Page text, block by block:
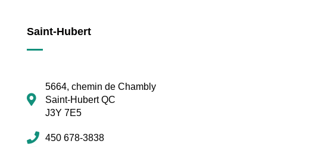
Saint-Hubert
5664, chemin de Chambly
Saint-Hubert QC
J3Y 7E5
450 678-3838